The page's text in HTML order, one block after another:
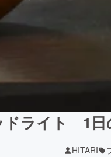
ライト 1日
HITARI